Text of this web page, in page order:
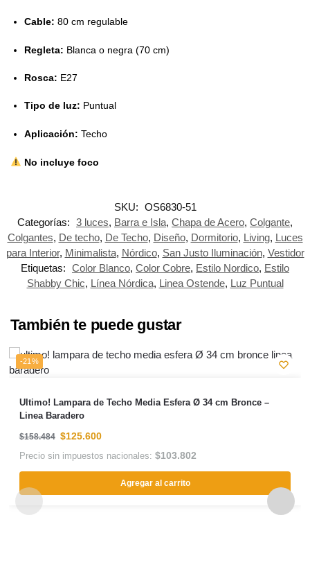
Cable: 80 cm regulable
Regleta: Blanca o negra (70 cm)
Rosca: E27
Tipo de luz: Puntual
Aplicación: Techo
No incluye foco
SKU: OS6830-51
Categorías: 3 luces, Barra e Isla, Chapa de Acero, Colgante,
Colgantes, De techo, De Techo, Diseño, Dormitorio, Living, Luces
para Interior, Minimalista, Nórdico, San Justo Iluminación, Vestidor
Etiquetas: Color Blanco, Color Cobre, Estilo Nordico, Estilo
Shabby Chic, Línea Nórdica, Linea Ostende, Luz Puntual
También te puede gustar
-21%
Ultimo! Lampara de Techo Media Esfera Ø 34 cm Bronce –
Linea Baradero
$158.484 $125.600
Precio sin impuestos nacionales: $103.802
Agregar al carrito